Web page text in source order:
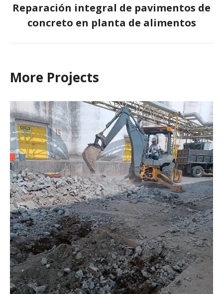
Proyecto
siguiente
Reparación integral de pavimentos de
concreto en planta de alimentos
More Projects